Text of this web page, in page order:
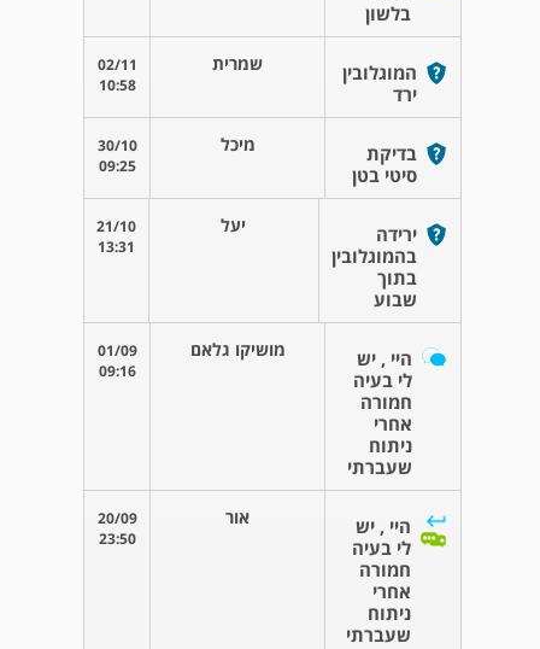
בלשון
המוגלובין
ירד
שמרית
02/11
10:58
בדיקת
סיטי בטן
מיכל
30/10
09:25
ירידה
בהמוגלובין
בתוך
שבוע
יעל
21/10
13:31
היי , יש
לי בעיה
חמורה
אחרי
ניתוח
שעברתי
מושיקו גלאם
01/09
09:16
היי , יש
לי בעיה
חמורה
אחרי
ניתוח
שעברתי
אור
20/09
23:50